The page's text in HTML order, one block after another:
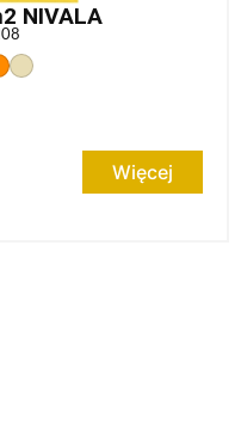
NIVALA
Więcej